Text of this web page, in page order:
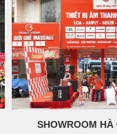
SHOWROOM